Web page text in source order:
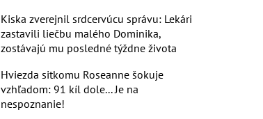
Kiska zverejnil srdcervúcu správu: Lekári
zastavili liečbu malého Dominika,
zostávajú mu posledné týždne života
Hviezda sitkomu Roseanne šokuje
vzhľadom: 91 kíl dole... Je na
nespoznanie!